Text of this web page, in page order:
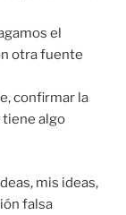
el
otra fuente
confirmar la
algo
mis ideas,
falsa